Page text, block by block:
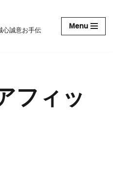
心誠意お手伝
Menu
フィッ